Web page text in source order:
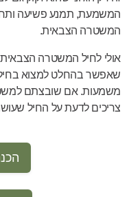
המשמעת, תמנע פשיעה
המשטרה הצבאית.
אולי לחיל המשטרה
שאפשר בהחלט למצוא בחיל
משמעות. אם שובצתם
צריכים לדעת על החיל